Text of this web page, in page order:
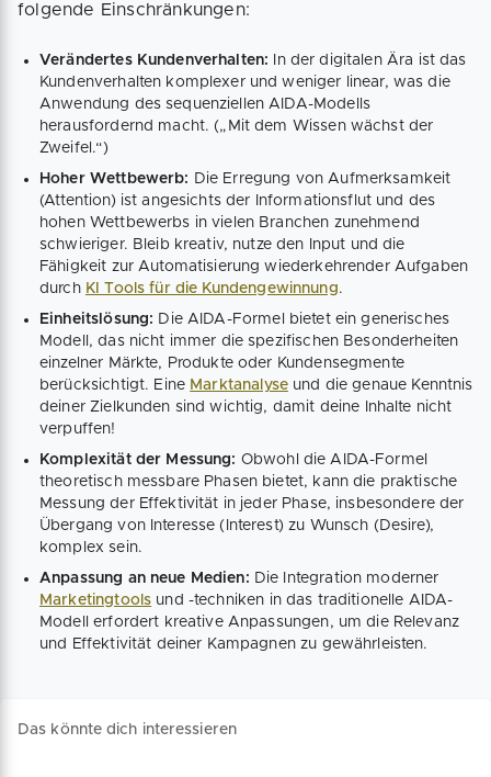
folgende Einschränkungen:
Verändertes Kundenverhalten: In der digitalen Ära ist das
Kundenverhalten komplexer und weniger linear, was die
Anwendung des sequenziellen AIDA-Modells
herausfordernd macht. („Mit dem Wissen wächst der
Zweifel.“)
Hoher Wettbewerb: Die Erregung von Aufmerksamkeit
(Attention) ist angesichts der Informationsflut und des
hohen Wettbewerbs in vielen Branchen zunehmend
schwieriger. Bleib kreativ, nutze den Input und die
Fähigkeit zur Automatisierung wiederkehrender Aufgaben
durch KI Tools für die Kundengewinnung.
Einheitslösung: Die AIDA-Formel bietet ein generisches
Modell, das nicht immer die spezifischen Besonderheiten
einzelner Märkte, Produkte oder Kundensegmente
berücksichtigt. Eine Marktanalyseund die genaue Kenntnis
deiner Zielkunden sind wichtig, damit deine Inhalte nicht
verpuffen!
Komplexität der Messung: Obwohl die AIDA-Formel
theoretisch messbare Phasen bietet, kann die praktische
Messung der Effektivität in jeder Phase, insbesondere der
Übergang von Interesse (Interest) zu Wunsch (Desire),
komplex sein.
Anpassung an neue Medien: Die Integration moderner
Marketingtools und -techniken in das traditionelle AIDA-
Modell erfordert kreative Anpassungen, um die Relevanz
und Effektivität deiner Kampagnen zu gewährleisten.
Das könnte dich interessieren